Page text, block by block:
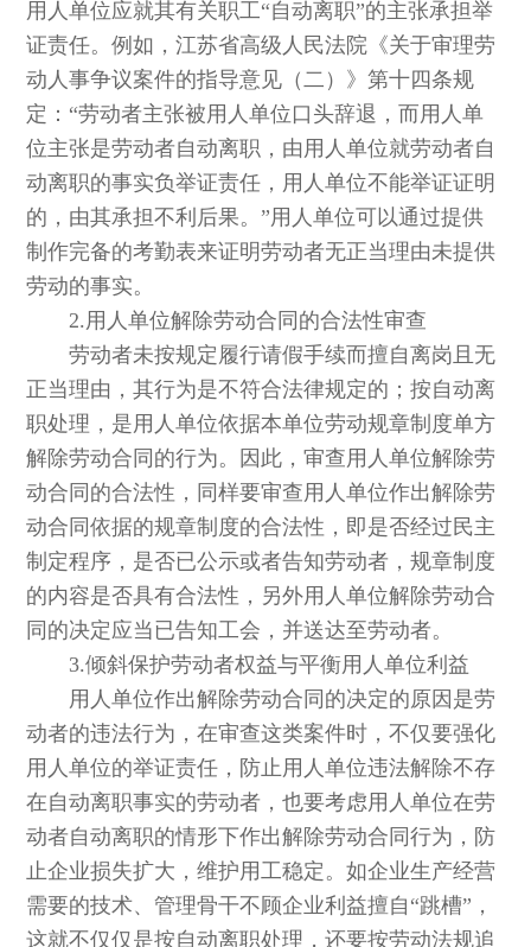
用人单位应就其有关职工“自动离职”的主张承担举
证责任。例如，江苏省高级人民法院《关于审理劳
动人事争议案件的指导意见（二）》第十四条规
定：“劳动者主张被用人单位口头辞退，而用人单
位主张是劳动者自动离职，由用人单位就劳动者自
动离职的事实负举证责任，用人单位不能举证证明
的，由其承担不利后果。”用人单位可以通过提供
制作完备的考勤表来证明劳动者无正当理由未提供
劳动的事实。
2.用人单位解除劳动合同的合法性审查
劳动者未按规定履行请假手续而擅自离岗且无
正当理由，其行为是不符合法律规定的；按自动离
职处理，是用人单位依据本单位劳动规章制度单方
解除劳动合同的行为。因此，审查用人单位解除劳
动合同的合法性，同样要审查用人单位作出解除劳
动合同依据的规章制度的合法性，即是否经过民主
制定程序，是否已公示或者告知劳动者，规章制度
的内容是否具有合法性，另外用人单位解除劳动合
同的决定应当已告知工会，并送达至劳动者。
3.倾斜保护劳动者权益与平衡用人单位利益
用人单位作出解除劳动合同的决定的原因是劳
动者的违法行为，在审查这类案件时，不仅要强化
用人单位的举证责任，防止用人单位违法解除不存
在自动离职事实的劳动者，也要考虑用人单位在劳
动者自动离职的情形下作出解除劳动合同行为，防
止企业损失扩大，维护用工稳定。如企业生产经营
需要的技术、管理骨干不顾企业利益擅自“跳槽”，
这就不仅仅是按自动离职处理，还要按劳动法规追